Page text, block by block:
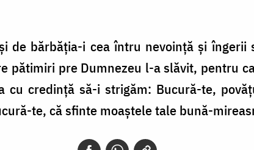
de bărbăția-i cea întru nevoință și
pătimiri pre Dumnezeu l-a slăvit, pentru
cu credință să-i strigăm: Bucură-te,
te, că sfinte moaștele tale bună-